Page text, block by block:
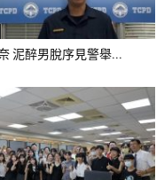
泥醉男脫序見警舉...